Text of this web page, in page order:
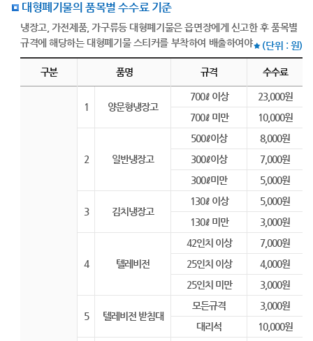
대형폐기물의 품목별 수수료 기준
냉장고, 가전제품, 가구류등 대형폐기물은 읍면장에게 신고한 후 품목별
규격에 해당하는 대형폐기물 스티커를 부착하여 배출하여야 합니다.
대형폐기물의 품목별 수수료 기준 안내 - 구분, 품명, 규격, 수수료 정보제공
구분
품명 규격 수수료
1 양문형냉장고
700ℓ 이상
23,000원
700ℓ 미만
10,000원
2 일반냉장고
500ℓ이상
8,000원
300ℓ이상
7,000원
300ℓ미만
5,000원
3 김치냉장고
130ℓ 이상
5,000원
130ℓ 미만
3,000원
4 텔레비전
42인치 이상
7,000원
25인치 이상
4,000원
25인치 미만
3,000원
5 텔레비전 받침대
모든규격
3,000원
대리석
10,000원
(단위 : 원)